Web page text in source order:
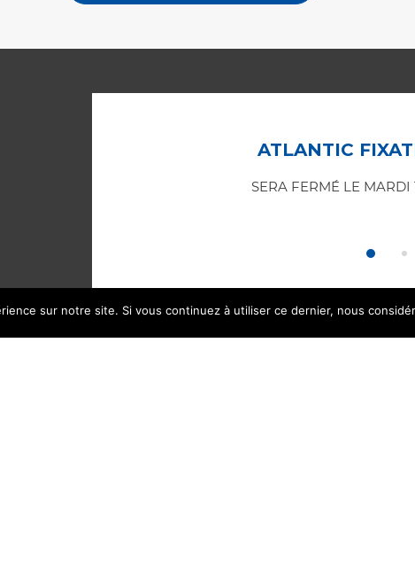
ATLANTIC
SERA FERMÉ LE
sur notre site. Si vous continuez à utiliser ce dernier, nous